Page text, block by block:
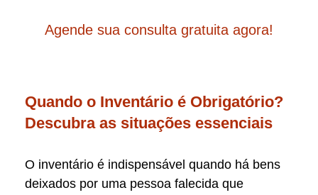
Agende sua consulta gratuita agora!
Quando o Inventário é Obrigatório?
Descubra as situações essenciais
O inventário é indispensável quando há bens
deixados por uma pessoa falecida que